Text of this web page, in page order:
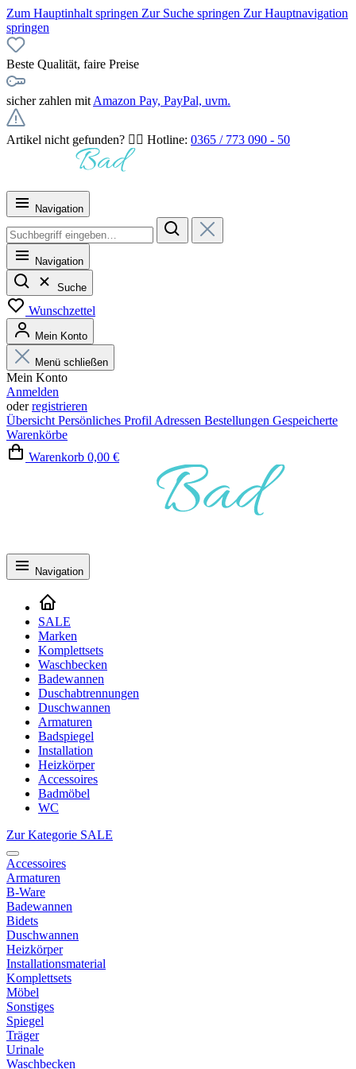
Zum Hauptinhalt springen Zur Suche springen Zur Hauptnavigation
springen
Beste Qualität, faire Preise
sicher zahlen mit Amazon Pay, PayPal, uvm.
Artikel nicht gefunden? 👉🏻 Hotline: 0365 / 773 090 - 50
Navigation
Navigation
Suche
Wunschzettel
Mein Konto
Menü schließen
Mein Konto
Anmelden
oderregistrieren
Übersicht Persönliches Profil Adressen Bestellungen Gespeicherte
Warenkörbe
Warenkorb 0,00 €
Navigation
SALE
Marken
Komplettsets
Waschbecken
Badewannen
Duschabtrennungen
Duschwannen
Armaturen
Badspiegel
Installation
Heizkörper
Accessoires
Badmöbel
WC
Zur Kategorie SALE
Accessoires
Armaturen
B-Ware
Badewannen
Bidets
Duschwannen
Heizkörper
Installationsmaterial
Komplettsets
Möbel
Sonstiges
Spiegel
Träger
Urinale
Waschbecken